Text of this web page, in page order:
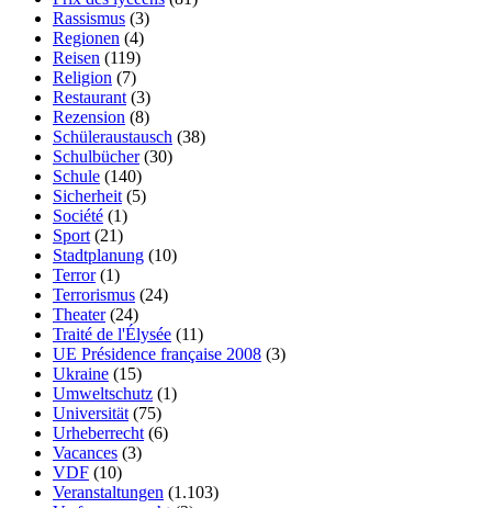
Rassismus (3)
Regionen (4)
Reisen (119)
Religion (7)
Restaurant (3)
Rezension (8)
Schüleraustausch (38)
Schulbücher(30)
Schule (140)
Sicherheit (5)
Société (1)
Sport (21)
Stadtplanung (10)
Terror(1)
Terrorismus (24)
Theater(24)
Traité de l'Élysée (11)
UE Présidence française 2008 (3)
Ukraine (15)
Umweltschutz (1)
Universität (75)
Urheberrecht (6)
Vacances (3)
VDF (10)
Veranstaltungen (1.103)